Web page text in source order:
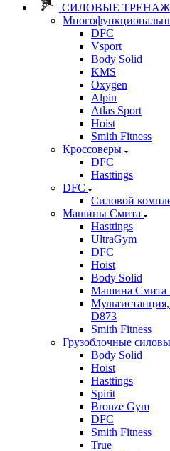
СИЛОВЫЕ
DFC
Vsport
Body Solid
KMS
Oxygen
Alpin
Atlas Sport
Hoist
Smith Fitness
Кроссоверы
DFC
Hasttings
DFC
Силовой
Машины Смита
Hasttings
UltraGym
DFC
Hoist
Body Solid
Машина Смита
D873
Smith Fitness
Грузоблочные
Body Solid
Hoist
Hasttings
Spirit
Bronze Gym
DFC
Smith Fitness
True